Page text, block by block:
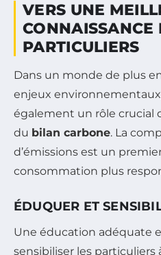
VERS UNE
CONNAISSANCE
PARTICULIERS
Dans un monde de plus
enjeux
également un rôle crucial
du bilan carbone. La
d’émissions est un
consommation plus
ÉDUQUER ET
Une éducation adéquate
sensibiliser les particuliers